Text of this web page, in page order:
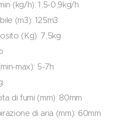
(kg/h): 1,5-0,9kg/h
(m3): 125m3
(Kg): 7,5kg
max): 5-7h
di fumi (mm): 80mm
di aria (mm): 60mm